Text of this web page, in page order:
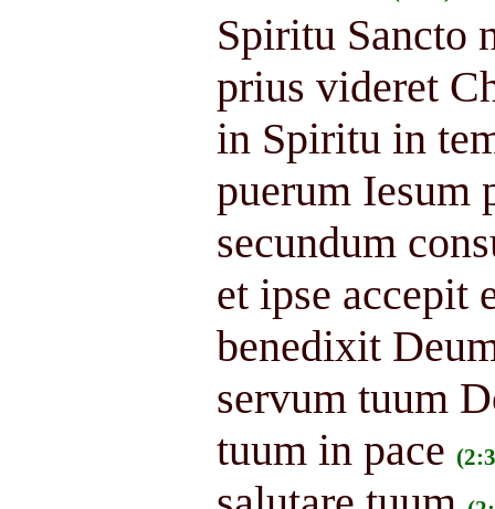
Spiritu Sancto
prius videret
in Spiritu in
puerum Iesum
secundum
et ipse accepit
benedixit
servum tuum
tuum in pace